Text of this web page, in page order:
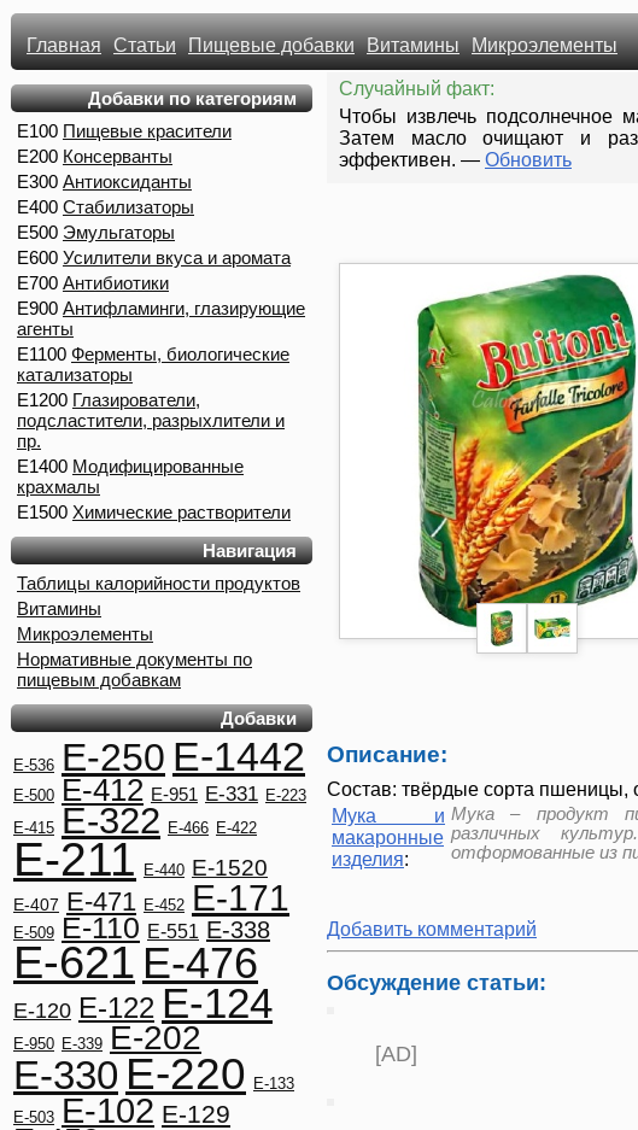
Главная Статьи Пищевые добавки Витамины Микроэлементы
Добавки по категориям
E100 Пищевые красители
E200 Консерванты
E300 Антиоксиданты
E400 Стабилизаторы
E500 Эмульгаторы
E600 Усилители вкуса и аромата
E700 Антибиотики
E900 Антифламинги, глазирующие
агенты
E1100 Ферменты, биологические
катализаторы
E1200 Глазирователи,
подсластители, разрыхлители и
пр.
E1400 Модифицированные
крахмалы
E1500 Химические растворители
Навигация
Таблицы калорийности продуктов
Витамины
Микроэлементы
Нормативные документы по
пищевым добавкам
Добавки
E-536 E-250 E-1442
E-500 E-412 E-951 E-331 E-223
E-415 E-322 E-466 E-422
E-211 E-440 E-1520
E-407 E-471 E-452 E-171
E-509 E-110 E-551 E-338
E-621 E-476
E-120 E-122 E-124
E-950 E-339 E-202
E-330 E-220 E-133
E-503 E-102 E-129
Случайный факт:
Чтобы извлечь подсолнечное
Затем масло очищают и
эффективен. — Обновить
Описание:
Состав: твёрдые сорта
Мука и
макаронные
изделия:
Мука – продукт
различных
отформованные из
Добавить комментарий
Обсуждение статьи:
[AD]